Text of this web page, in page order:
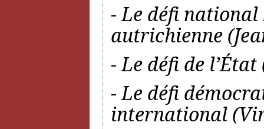
- Le défi
autrichienne
- Le défi de
- Le défi
international